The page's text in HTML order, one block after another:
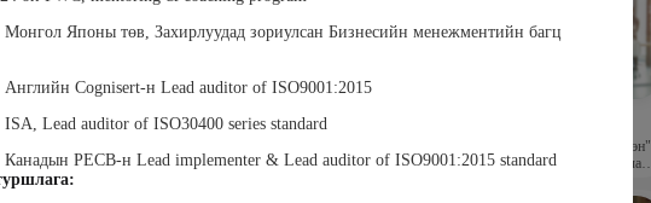
Монгол Японы төв, Захирлуудад зориулсан Бизнесийн менежментийн багц
Английн Cognisert-н Lead auditor of ISO9001:2015
ISA, Lead auditor of ISO30400 series standard
Канадын PECB-н Lead implementer & Lead auditor of ISO9001:2015 standard
ТББ-
Зүрх
Маркетинг менежер - Зангиа
Абико ХХК Борлуулалт,
захирал
МСНЭ-ийн "Ган үзэгтэн"
шагналт сэтгүүлч, Урлаг